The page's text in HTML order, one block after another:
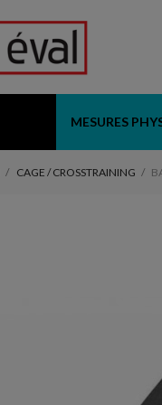
MESURES
CAGE / CROSSTRAINING